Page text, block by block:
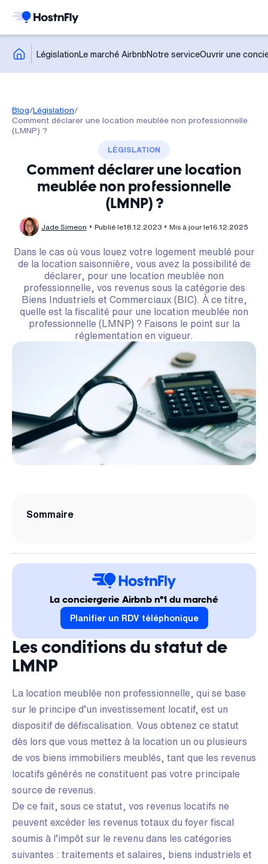
LégislationLe marché AirbnbNotre serviceOuvrir une
Blog/Législation/
Comment déclarer une location meublée non professionnelle
(LMNP) ?
LÉGISLATION
Comment déclarer une location
meublée non professionnelle
(LMNP) ?
Jade Simeon Publié le18.12.2023 Mis à jour le16.12.2025
Dans le cas où vous louez votre logement meublé pour
de la location saisonnière, vous avez la possibilité de
déclarer, pour une location meublée non
professionnelle, vos revenus sous la catégorie des
Biens Industriels et Commerciaux (BIC). À ce titre,
quelle est la fiscalité pour une location meublée non
professionnelle (LMNP) ? Faisons le point sur la
réglementation en vigueur.
Sommaire
La conciergerie Airbnb n°1 du marché
Planifier un RDV téléphonique
Les conditions du statut de
LMNP
La location meublée non professionnelle, qui se base
sur le principe d’un investissement locatif, est un
dispositif de défiscalisation. Vous obtenez ce statut
dès lors que vous mettez à la location un ou plusieurs
de vos biens immobiliers meublés, tant que les revenus
locatifs générés ne constituent pas votre principale
source de revenus.
De ce fait, sous ce statut, vos revenus locatifs ne
peuvent excéder les revenus totaux du foyer fiscal
soumis à l’impôt sur le revenu dans les catégories
suivantes : traitements et salaires, biens industriels et